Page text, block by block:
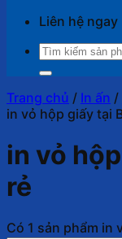
Liên hệ ngay
Tìm
kiếm:
Trang chủ / In ấn /
in vỏ hộp giấy tại
in vỏ
rẻ
Có 1 sản phẩm in